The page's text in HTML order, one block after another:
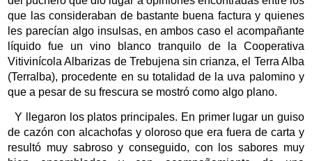
que las consideraban de bastante buena factura y quienes
les parecían algo insulsas, en ambos caso el acompañante
líquido fue un vino blanco tranquilo de la Cooperativa
Vitivinícola Albarizas de Trebujena sin crianza, el Terra Alba
(Terralba), procedente en su totalidad de la uva palomino y
que a pesar de su frescura se mostró como algo plano.
Y llegaron los platos principales. En primer lugar un guiso
de cazón con alcachofas y oloroso que era fuera de carta y
resultó muy sabroso y conseguido, con los sabores muy